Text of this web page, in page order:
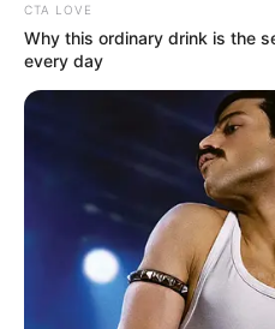
CTA LOVE
Why this ordinary drink is the
every day